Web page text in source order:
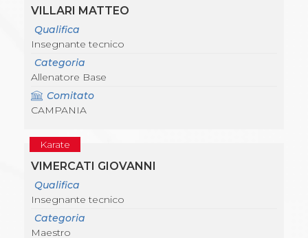
VILLARI MATTEO
Qualifica
Insegnante tecnico
Categoria
Allenatore Base
Comitato
CAMPANIA
Karate
VIMERCATI GIOVANNI
Qualifica
Insegnante tecnico
Categoria
Maestro